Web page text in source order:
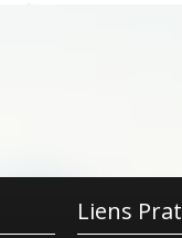
Liens